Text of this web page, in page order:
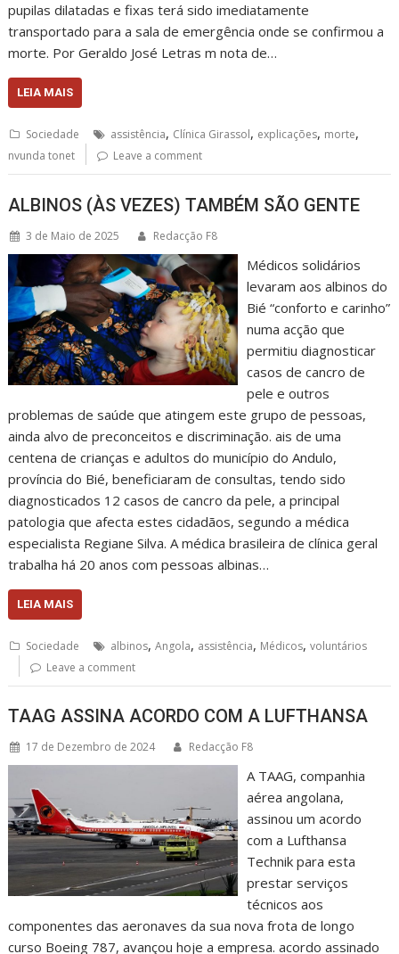
pupilas dilatadas e fixas terá sido imediatamente
transportado para a sala de emergência onde se confirmou a
morte. Por Geraldo José Letras m nota de…
LEIA MAIS
Sociedade assistência, Clínica Girassol, explicações, morte,
nvunda tonet Leave a comment
ALBINOS (ÀS VEZES) TAMBÉM SÃO GENTE
3 de Maio de 2025 Redacção F8
Médicos solidários
levaram aos albinos do
Bié “conforto e carinho”
numa acção que
permitiu diagnosticar
casos de cancro de
pele e outros
problemas de saúde que atingem este grupo de pessoas,
ainda alvo de preconceitos e discriminação. ais de uma
centena de crianças e adultos do município do Andulo,
província do Bié, beneficiaram de consultas, tendo sido
diagnosticados 12 casos de cancro da pele, a principal
patologia que afecta estes cidadãos, segundo a médica
especialista Regiane Silva. A médica brasileira de clínica geral
trabalha há 20 anos com pessoas albinas…
LEIA MAIS
Sociedade albinos,Angola, assistência, Médicos,voluntários
Leave a comment
TAAG ASSINA ACORDO COM A LUFTHANSA
17 de Dezembro de 2024 Redacção F8
A TAAG, companhia
aérea angolana,
assinou um acordo
com a Lufthansa
Technik para esta
prestar serviços
técnicos aos
componentes das aeronaves da sua nova frota de longo
curso Boeing 787, avançou hoje a empresa. acordo assinado